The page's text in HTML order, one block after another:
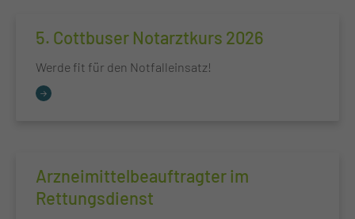
5. Cottbuser Notarztkurs 2026
Werde fit für den Notfalleinsatz!
Arzneimittelbeauftragter im
Rettungsdienst